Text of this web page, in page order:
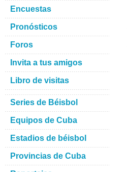
Encuestas
Pronósticos
Foros
Invita a tus amigos
Libro de visitas
Series de Béisbol
Equipos de Cuba
Estadios de béisbol
Provincias de Cuba